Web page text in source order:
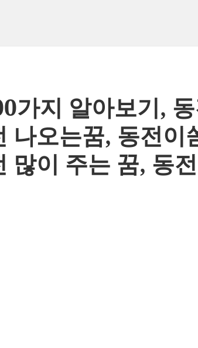
가지 알아보기,
나오는꿈, 동전이
많이 주는 꿈, 동